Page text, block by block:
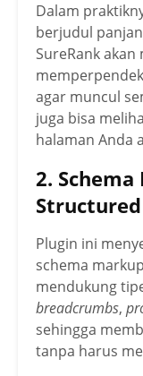
Dalam
berjudul
SureRank
agar muncul
juga bisa
halaman Anda
2.
Plugin ini
schema
mendukung
breadcrumbs,
sehingga
tanpa harus